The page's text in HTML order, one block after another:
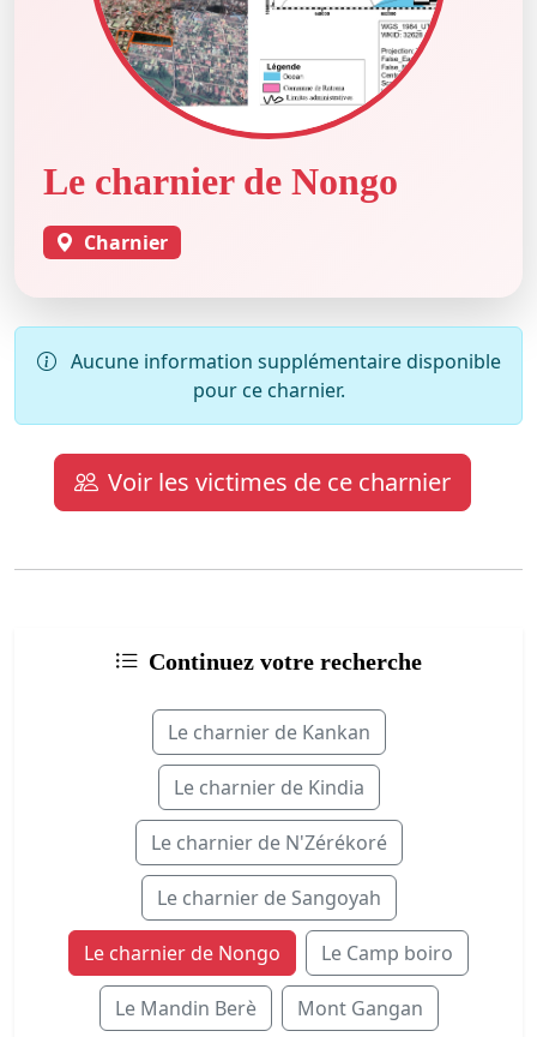
Le charnier de Nongo
Charnier
Aucune information supplémentaire disponible
pour ce charnier.
Voir les victimes de ce charnier
Continuez votre recherche
Le charnier de Kankan
Le charnier de Kindia
Le charnier de N'Zérékoré
Le charnier de Sangoyah
Le charnier de Nongo Le Camp boiro
Le Mandin Berè Mont Gangan